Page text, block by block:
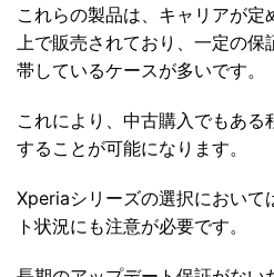
これらの製品は、キャリアが定
上で販売されており、一定の
帯しているケースが多いです。
これにより、中古購入でもあ
することが可能になります。
Xperiaシリーズの選択において
ト状況にも注意が必要です。